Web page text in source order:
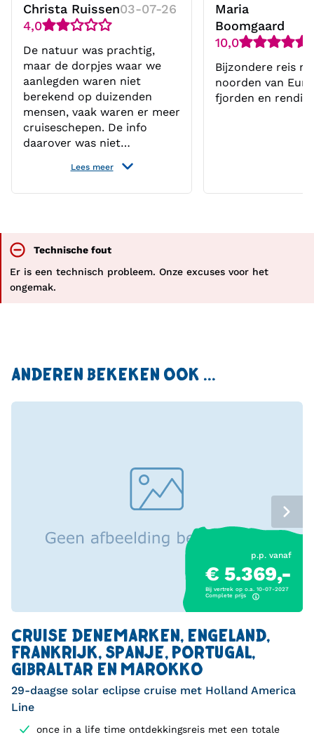
Christa Ruissen03-07-26
4,0
De natuur was prachtig,
maar de dorpjes waar we
aanlegden waren niet
berekend op duizenden
mensen, vaak waren er meer
cruiseschepen. De info
daarover was niet
het net viste voor wat
Noordkaap.
Lees meer
Maria
Boomgaard
10,0
Bijzondere reis
noorden van
fjorden en
Technische fout
Er is een technisch probleem. Onze excuses voor het
ongemak.
ANDEREN BEKEKEN OOK ...
Bij vertrek op o.a. 10-07-2027
Complete prijs
p.p. vanaf
€ 5.369,-
CRUISE DENEMARKEN, ENGELAND,
FRANKRIJK, SPANJE, PORTUGAL,
GIBRALTAR EN MAROKKO
29-daagse solar eclipse cruise met Holland America
Line
once in a life time ontdekkingsreis met een totale